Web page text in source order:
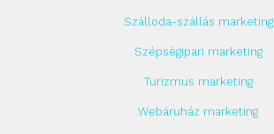
Szálloda-szállás marketing
Szépségipari marketing
Turizmus marketing
Webáruház marketing